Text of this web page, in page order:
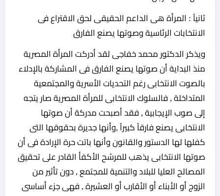
ثانياً : المرأة هى الداعم الحقيقى لحق الاقتراع فى
الانتخابات الرئاسية وصوتها يصنع الفارق
ويذكر الدكتور محمد خفاجى لقد أدركت المرأة المصرية
منذ البداية أن صوتها يصنع الفارق فى المشاركة بالإدلاء
بالصوت الانتخابى رغم التحديات الأسرية والمجتمعية
المتداخلة , فالسلوك الانتخابى للمرأة المصرية صار يتجه
إلى صوب الإيجابية , فقد أصبحت مدركة أن صوتها
الانتخابى يصنع فارقاً كبيراً ,وأنها جديرة بحقوقها التى
كفلها لها الدستور والقانون وأنها باتت حرة الإرادة فى أن
صوتها الانتخابى يذهب للمرشح الأكفأ القادر على تحقيق
المصالح العليا للبلاد والتنمية للمجتمع , دون تأثير من
الزوج أو الأبناء أو الأقارب أو العشيرة , فهى جزء أساسى